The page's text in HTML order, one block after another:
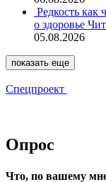
Редкость как
о здоровье
05.08.2026
показать еще
Спецпроект
Опрос
Что, по вашему